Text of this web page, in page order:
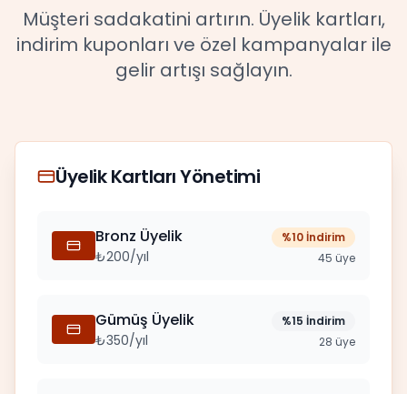
Müşteri sadakatini artırın. Üyelik kartları,
indirim kuponları ve özel kampanyalar ile
gelir artışı sağlayın.
Üyelik Kartları Yönetimi
Bronz Üyelik
₺200/yıl
%10İndirim
45 üye
Gümüş Üyelik
₺350/yıl
%15 İndirim
28 üye